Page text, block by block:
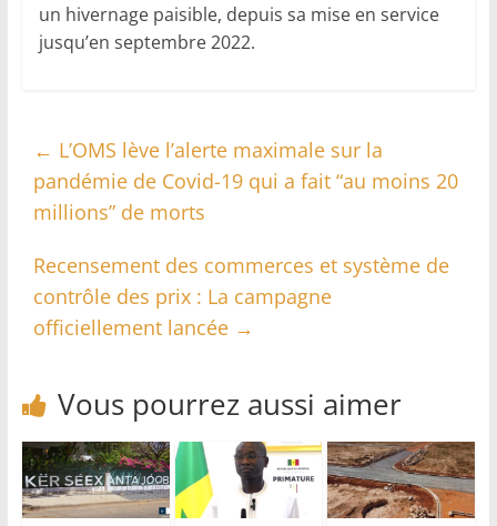
un hivernage paisible, depuis sa mise en service
jusqu’en septembre 2022.
← L’OMS lève l’alerte maximale sur la
pandémie de Covid-19 qui a fait “au moins 20
millions” de morts
Recensement des commerces et système de
contrôle des prix : La campagne
officiellement lancée →
Vous pourrez aussi aimer